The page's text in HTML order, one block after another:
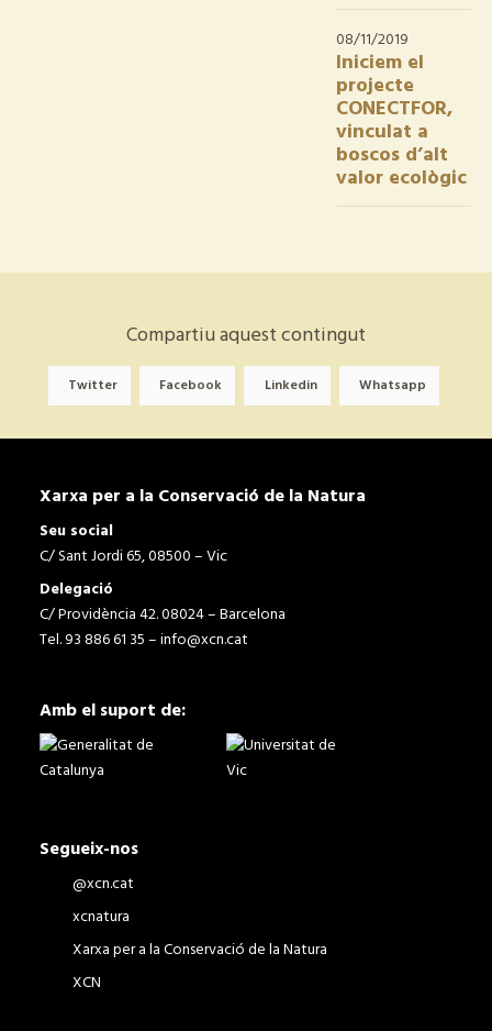
08/11/2019
Iniciem el
projecte
CONECTFOR,
vinculat a
boscos d’alt
valor ecològic
Compartiu aquest contingut
Twitter Facebook Linkedin Whatsapp
Xarxa per a la Conservació de la Natura
Seu social
C/ Sant Jordi 65, 08500 – Vic
Delegació
C/ Providència 42. 08024 – Barcelona
Tel. 93 886 61 35 –info@xcn.cat
Amb el suport de:
Segueix-nos
@xcn.cat
xcnatura
Xarxa per a la Conservació de la Natura
XCN